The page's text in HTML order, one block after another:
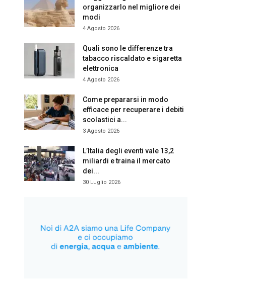
organizzarlo nel migliore dei
modi
4 Agosto 2026
Quali sono le differenze tra
tabacco riscaldato e sigaretta
elettronica
4 Agosto 2026
Come prepararsi in modo
efficace per recuperare i debiti
scolastici a...
3 Agosto 2026
L’Italia degli eventi vale 13,2
miliardi e traina il mercato
dei...
30 Luglio 2026